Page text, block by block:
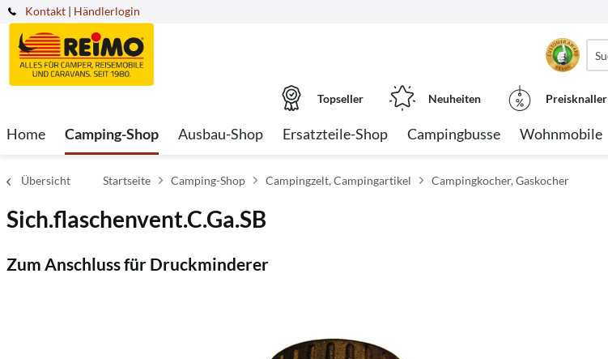
Kontakt | Händlerlogin
Topseller Neuheiten Preisknaller
Home Camping-Shop Ausbau-Shop Ersatzteile-Shop Campingbusse Wohnmobile
Übersicht Startseite Camping-Shop Campingzelt, Campingartikel Campingkocher, Gaskocher
Sich.flaschenvent.C.Ga.SB
Zum Anschluss für Druckminderer